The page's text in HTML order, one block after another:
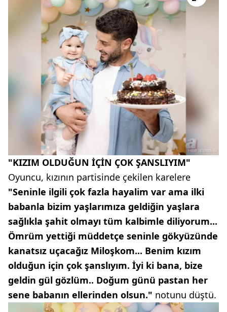
"KIZIM OLDUĞUN İÇİN ÇOK ŞANSLIYIM"
Oyuncu, kızının partisinde çekilen karelere
"Seninle ilgili çok fazla hayalim var ama ilki
babanla bizim yaşlarımıza geldiğin yaşlara
sağlıkla şahit olmayı tüm kalbimle diliyorum...
Ömrüm yettiği müddetçe seninle gökyüzünde
kanatsız uçacağız Miloşkom... Benim kızım
olduğun için çok şanslıyım. İyi ki bana, bize
geldin gül gözlüm.. Doğum günü pastan her
sene babanın ellerinden olsun." notunu düştü.